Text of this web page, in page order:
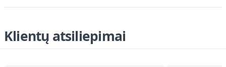
Klientų atsiliepimai